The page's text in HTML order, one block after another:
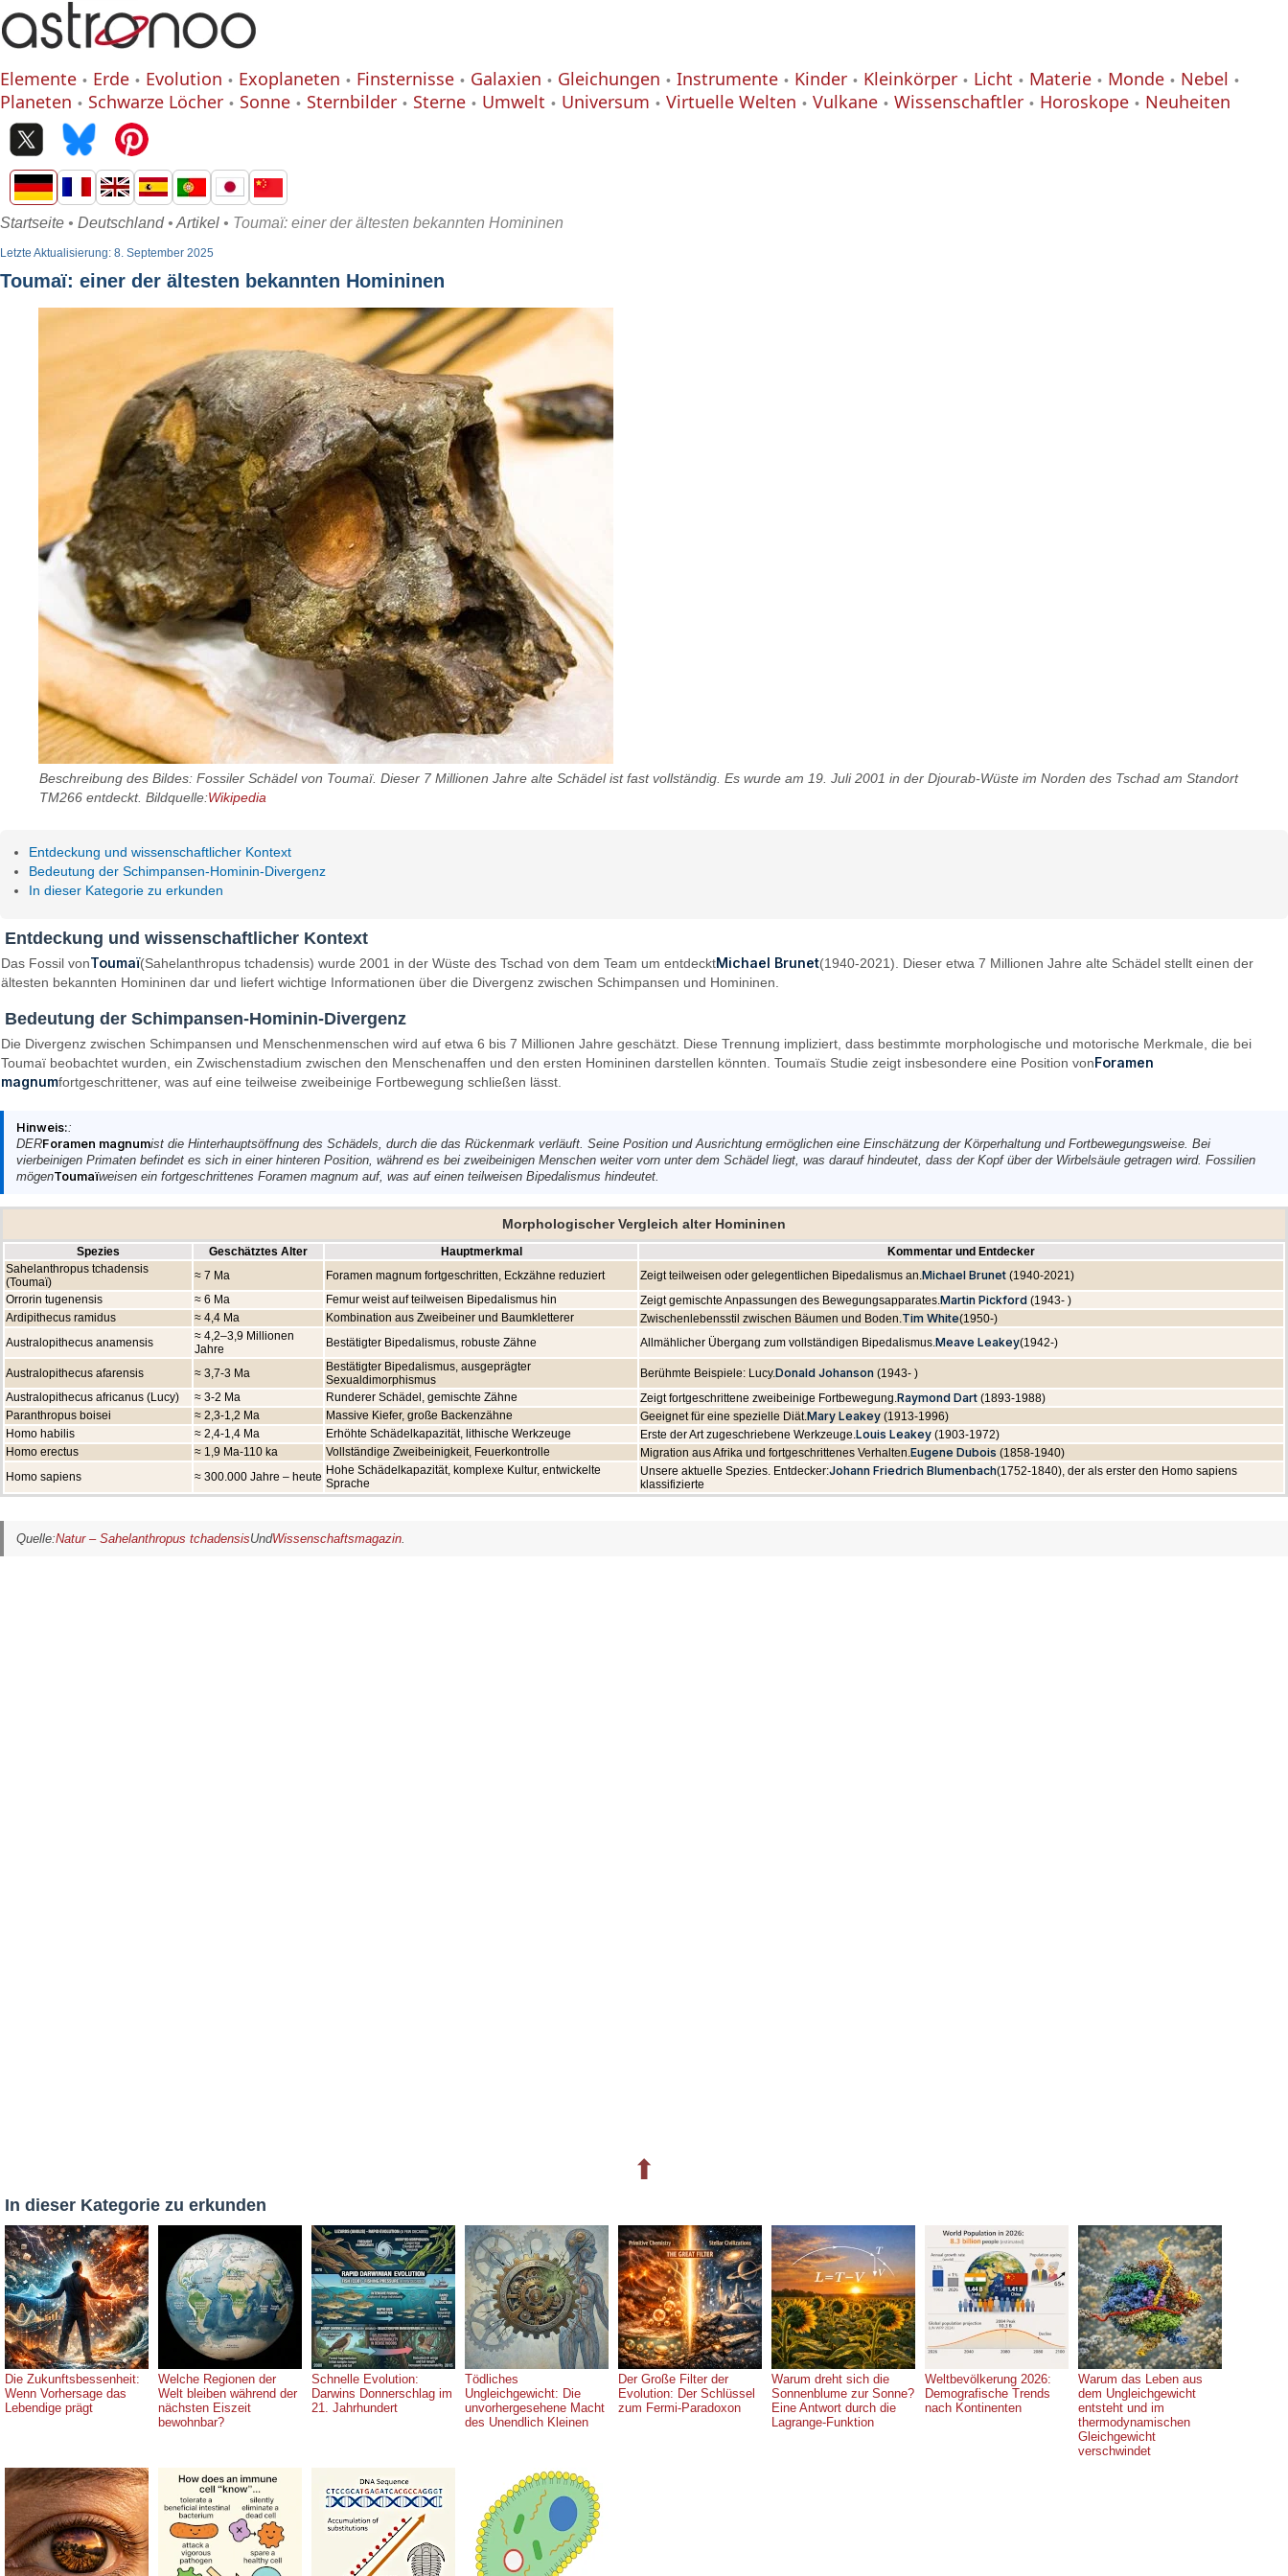
Elemente Erde Evolution Exoplaneten Finsternisse Galaxien Gleichungen Instrumente Kinder Kleinkörper Licht Materie Monde
Nebel
Planeten
Schwarze Löcher Sonne Sternbilder Sterne Umwelt Universum Virtuelle Welten Vulkane Wissenschaftler Horoskope Neuheiten
Startseite • Deutschland• Artikel • Toumaï: einer der ältesten bekannten Homininen
Letzte Aktualisierung: 8. September 2025
Toumaï: einer der ältesten bekannten Homininen
Beschreibung des Bildes: Fossiler Schädel von Toumaï. Dieser 7 Millionen Jahre alte Schädel ist fast vollständig. Es wurde am 19. Juli 2001 in der Djourab-Wüste im Norden des Tschad am Standort
TM266 entdeckt. Bildquelle:Wikipedia
Entdeckung und wissenschaftlicher Kontext
Bedeutung der Schimpansen-Hominin-Divergenz
In dieser Kategorie zu erkunden
Entdeckung und wissenschaftlicher Kontext
Das Fossil vonToumaï(Sahelanthropus tchadensis) wurde 2001 in der Wüste des Tschad von dem Team um entdecktMichael Brunet(1940-2021). Dieser etwa 7 Millionen Jahre alte Schädel stellt einen der
ältesten bekannten Homininen dar und liefert wichtige Informationen über die Divergenz zwischen Schimpansen und Homininen.
Bedeutung der Schimpansen-Hominin-Divergenz
Die Divergenz zwischen Schimpansen und Menschenmenschen wird auf etwa 6 bis 7 Millionen Jahre geschätzt. Diese Trennung impliziert, dass bestimmte morphologische und motorische Merkmale, die bei
Toumaï beobachtet wurden, ein Zwischenstadium zwischen den Menschenaffen und den ersten Homininen darstellen könnten. Toumaïs Studie zeigt insbesondere eine Position vonForamen
magnumfortgeschrittener, was auf eine teilweise zweibeinige Fortbewegung schließen lässt.
Hinweis::
DERForamen magnumist die Hinterhauptsöffnung des Schädels, durch die das Rückenmark verläuft. Seine Position und Ausrichtung ermöglichen eine Einschätzung der Körperhaltung und Fortbewegungsweise. Bei
vierbeinigen Primaten befindet es sich in einer hinteren Position, während es bei zweibeinigen Menschen weiter vorn unter dem Schädel liegt, was darauf hindeutet, dass der Kopf über der Wirbelsäule getragen wird. Fossilien
mögenToumaïweisen ein fortgeschrittenes Foramen magnum auf, was auf einen teilweisen Bipedalismus hindeutet.
Morphologischer Vergleich alter Homininen
Spezies Geschätztes Alter Hauptmerkmal
Kommentar und Entdecker
Sahelanthropus tchadensis
(Toumaï)
≈ 7 Ma Foramen magnum fortgeschritten, Eckzähne reduziert Zeigt teilweisen oder gelegentlichen Bipedalismus an. Michael Brunet (1940-2021)
Orrorin tugenensis
≈ 6 Ma Femur weist auf teilweisen Bipedalismus hin Zeigt gemischte Anpassungen des Bewegungsapparates. Martin Pickford (1943- )
Ardipithecus ramidus
≈ 4,4 Ma Kombination aus Zweibeiner und Baumkletterer Zwischenlebensstil zwischen Bäumen und Boden. Tim White(1950-)
Australopithecus anamensis
≈ 4,2–3,9 Millionen
Jahre
Bestätigter Bipedalismus, robuste Zähne Allmählicher Übergang zum vollständigen Bipedalismus. Meave Leakey(1942-)
Australopithecus afarensis ≈ 3,7-3 Ma
Bestätigter Bipedalismus, ausgeprägter
Sexualdimorphismus
Berühmte Beispiele: Lucy.Donald Johanson (1943- )
Australopithecus africanus (Lucy)
≈ 3-2 Ma Runderer Schädel, gemischte Zähne Zeigt fortgeschrittene zweibeinige Fortbewegung. Raymond Dart (1893-1988)
Paranthropus boisei
≈ 2,3-1,2 Ma Massive Kiefer, große Backenzähne Geeignet für eine spezielle Diät.Mary Leakey (1913-1996)
Homo habilis
≈ 2,4-1,4 Ma Erhöhte Schädelkapazität, lithische Werkzeuge Erste der Art zugeschriebene Werkzeuge. Louis Leakey (1903-1972)
Homo erectus
≈ 1,9 Ma-110 ka Vollständige Zweibeinigkeit, Feuerkontrolle Migration aus Afrika und fortgeschrittenes Verhalten. Eugene Dubois (1858-1940)
Homo sapiens
≈ 300.000 Jahre – heute Hohe Schädelkapazität, komplexe Kultur, entwickelte
Sprache
Unsere aktuelle Spezies. Entdecker:Johann Friedrich Blumenbach(1752-1840), der als erster den Homo sapiens
klassifizierte
Quelle:Natur – Sahelanthropus tchadensisUndWissenschaftsmagazin.
⬆
In dieser Kategorie zu erkunden
Die Zukunftsbessenheit:
Wenn Vorhersage das
Lebendige prägt
Welche Regionen der
Welt bleiben während der
nächsten Eiszeit
bewohnbar?
Schnelle Evolution:
Darwins Donnerschlag im
21. Jahrhundert
Tödliches
Ungleichgewicht: Die
unvorhergesehene Macht
des Unendlich Kleinen
Der Große Filter der
Evolution: Der Schlüssel
zum Fermi-Paradoxon
Warum dreht sich die
Sonnenblume zur Sonne?
Eine Antwort durch die
Lagrange-Funktion
Weltbevölkerung 2026:
Demografische Trends
nach Kontinenten
Warum das Leben aus
dem Ungleichgewicht
entsteht und im
thermodynamischen
Gleichgewicht
verschwindet